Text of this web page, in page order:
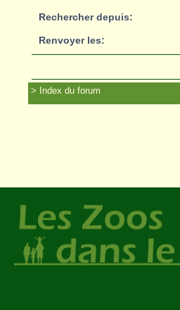
Rechercher depuis:
Renvoyer les:
Index du forum